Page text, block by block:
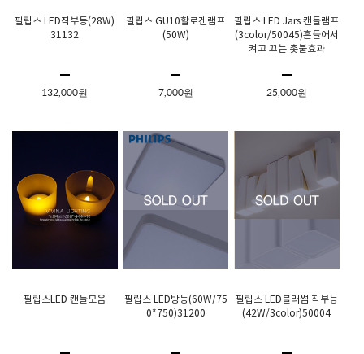
필립스 LED직부등(28W)
31132
132,000원
필립스 GU10할로겐램프
(50W)
7,000원
필립스 LED Jars 캔들램프
(3color/50045)흔들어서
켜고 끄는 촛불효과
25,000원
필립스LED 캔들모음
필립스 LED방등(60W/75
0*750)31200
필립스 LED블러썸 직부등
(42W/3color)50004